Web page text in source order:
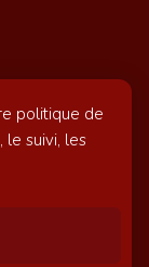
politique de
le suivi, les